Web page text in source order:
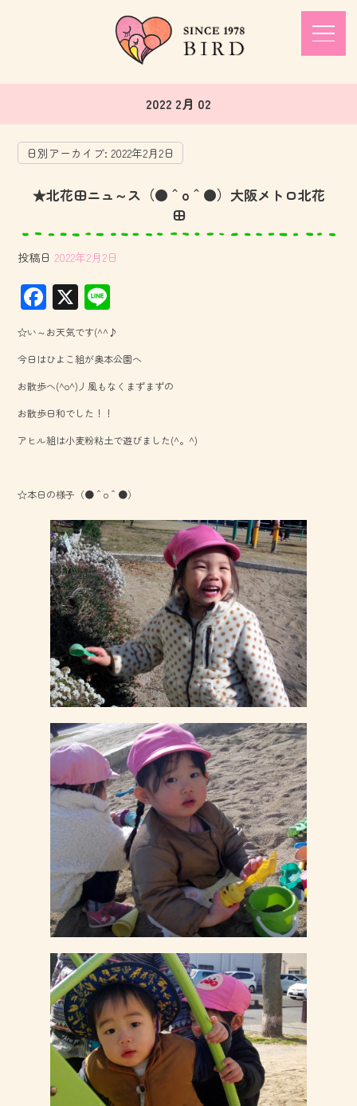
2022 2月 02
日別アーカイブ:2022年2月2日
★北花田ニュ～ス（●＾o＾●）大阪メトロ北花
田
投稿日 2022年2月2日
F
ac
e
b
o
ok
X
ne
☆い～お天気です(^^♪
今日はひよこ組が奥本公園へ
お散歩へ(^o^)丿風もなくまずまずの
お散歩日和でした！！
アヒル組は小麦粉粘土で遊びました(^。^)
☆本日の様子（●＾o＾●）